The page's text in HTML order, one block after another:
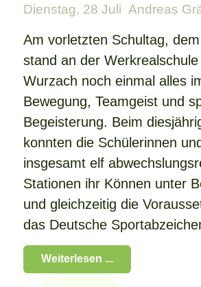
Dienstag, 28 Juli Andreas
Am vorletzten Schultag,
stand an der Werkrealschule
Wurzach noch einmal alles
Bewegung, Teamgeist und
Begeisterung. Beim
konnten die Schülerinnen
insgesamt elf
Stationen ihr Können unter
und gleichzeitig die
das Deutsche
Weiterlesen ...